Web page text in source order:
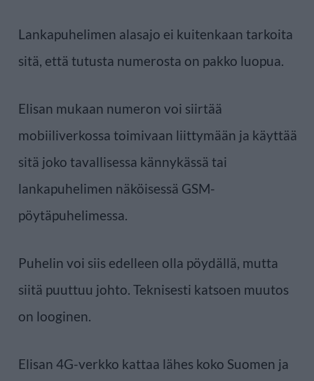
Lankapuhelimen alasajo ei kuitenkaan tarkoita
sitä, että tutusta numerosta on pakko luopua.
Elisan mukaan numeron voi siirtää
mobiiliverkossa toimivaan liittymään ja käyttää
sitä joko tavallisessa kännykässä tai
lankapuhelimen näköisessä GSM-
pöytäpuhelimessa.
Puhelin voi siis edelleen olla pöydällä, mutta
siitä puuttuu johto. Teknisesti katsoen muutos
on looginen.
Elisan 4G-verkko kattaa lähes koko Suomen ja